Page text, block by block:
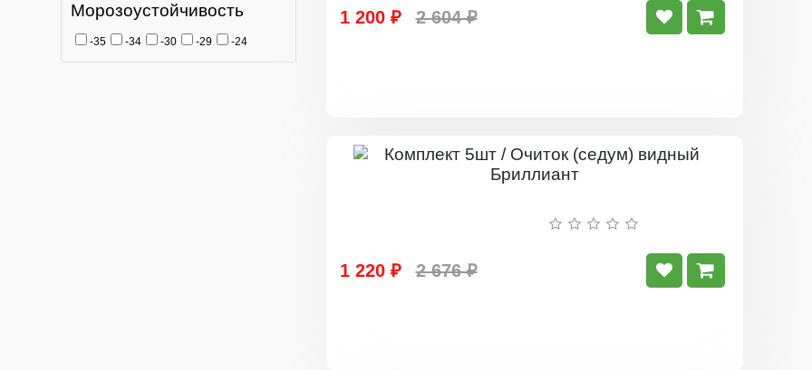
Морозоустойчивость
-35 -34 -30 -29 -24
1 200 ₽ 2 604 ₽
1 220 ₽ 2 676 ₽